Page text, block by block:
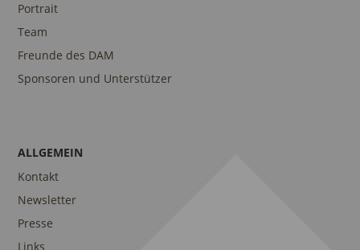
Portrait
Team
Freunde des DAM
Sponsoren und Unterstützer
ALLGEMEIN
Kontakt
Newsletter
Presse
Links